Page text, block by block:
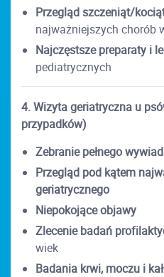
Przegląd szczeniąt/
najważniejszych chorób
Najczęstsze preparaty i
pediatrycznych
4. Wizyta geriatryczna u
przypadków)
Zebranie pełnego
Przegląd pod kątem
geriatrycznego
Niepokojące objawy
Zlecenie badań
wiek
Badania krwi, moczu i